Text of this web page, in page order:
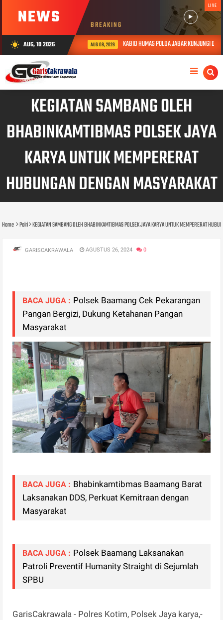
NEWS BREAKING
LIVE
wb_sunny AUG, 10 2026 AUG 08, 2026 KABID HUMAS POLDA JABAR KUNJUNGI
KEGIATAN SAMBANG OLEH
BHABINKAMTIBMAS POLSEK JAYA
KARYA UNTUK MEMPERERAT
HUBUNGAN DENGAN MASYARAKAT
Home Polri KEGIATAN SAMBANG OLEH BHABINKAMTIBMAS POLSEK JAYA KARYA UNTUK MEMPERERAT
GARISCAKRAWALA AGUSTUS 26, 2024 0
BACA JUGA : Polsek Baamang Cek Pekarangan
Pangan Bergizi, Dukung Ketahanan Pangan
Masyarakat
BACA JUGA : Bhabinkamtibmas Baamang Barat
Laksanakan DDS, Perkuat Kemitraan dengan
Masyarakat
BACA JUGA : Polsek Baamang Laksanakan
Patroli Preventif Humanity Straight di Sejumlah
SPBU
GarisCakrawala - Polres Kotim, Polsek Jaya karya,-